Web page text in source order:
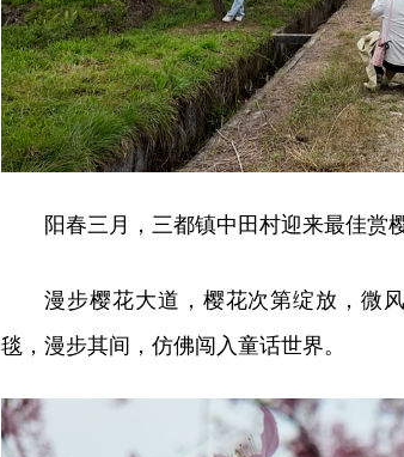
阳春三月，三都镇中田村迎来最佳赏
漫步樱花大道，樱花次第绽放，微
毯，漫步其间，仿佛闯入童话世界。